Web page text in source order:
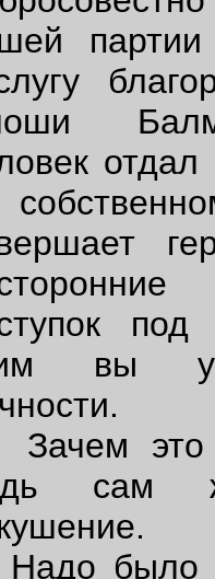
вы
это
сам
было